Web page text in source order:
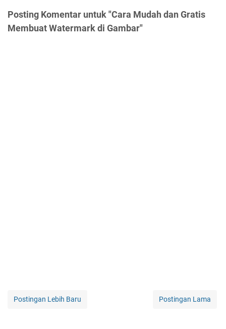
Posting Komentar untuk "Cara Mudah dan Gratis
Membuat Watermark di Gambar"
Postingan Lebih Baru Postingan Lama